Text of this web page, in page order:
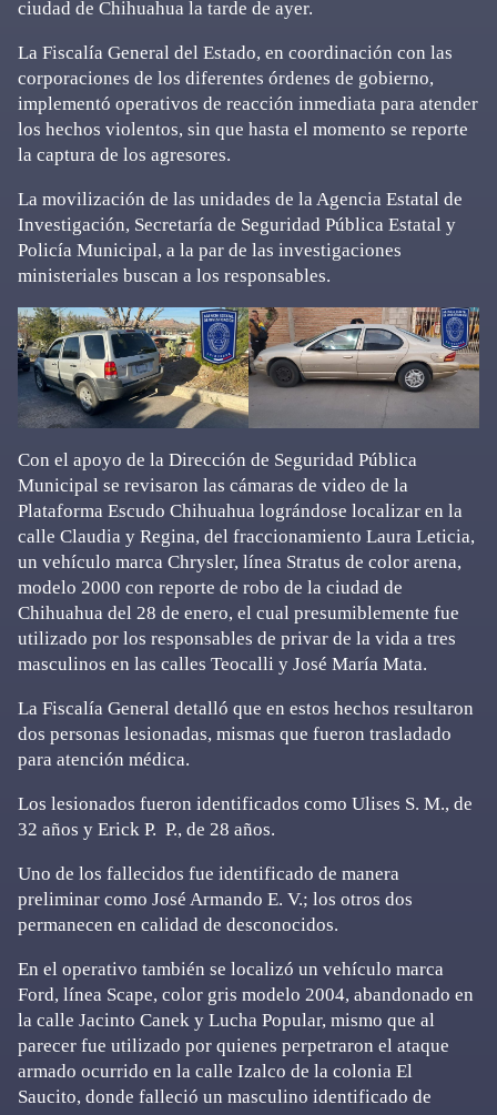
ciudad de Chihuahua la tarde de ayer.
La Fiscalía General del Estado, en coordinación con las
corporaciones de los diferentes órdenes de gobierno,
implementó operativos de reacción inmediata para atender
los hechos violentos, sin que hasta el momento se reporte
la captura de los agresores.
La movilización de las unidades de la Agencia Estatal de
Investigación, Secretaría de Seguridad Pública Estatal y
Policía Municipal, a la par de las investigaciones
ministeriales buscan a los responsables.
Con el apoyo de la Dirección de Seguridad Pública
Municipal se revisaron las cámaras de video de la
Plataforma Escudo Chihuahua lográndose localizar en la
calle Claudia y Regina, del fraccionamiento Laura Leticia,
un vehículo marca Chrysler, línea Stratus de color arena,
modelo 2000 con reporte de robo de la ciudad de
Chihuahua del 28 de enero, el cual presumiblemente fue
utilizado por los responsables de privar de la vida a tres
masculinos en las calles Teocalli y José María Mata.
La Fiscalía General detalló que en estos hechos resultaron
dos personas lesionadas, mismas que fueron trasladado
para atención médica.
Los lesionados fueron identificados como Ulises S. M., de
32 años y Erick P. P., de 28 años.
Uno de los fallecidos fue identificado de manera
preliminar como José Armando E. V.; los otros dos
permanecen en calidad de desconocidos.
En el operativo también se localizó un vehículo marca
Ford, línea Scape, color gris modelo 2004, abandonado en
la calle Jacinto Canek y Lucha Popular, mismo que al
parecer fue utilizado por quienes perpetraron el ataque
armado ocurrido en la calle Izalco de la colonia El
Saucito, donde falleció un masculino identificado de